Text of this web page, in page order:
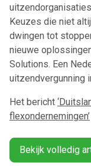
Keuzes die niet
dwingen tot
nieuwe
Solutions. Een
uitzendvergunning
Het bericht
flexondernemingen’
Bekijk volledig